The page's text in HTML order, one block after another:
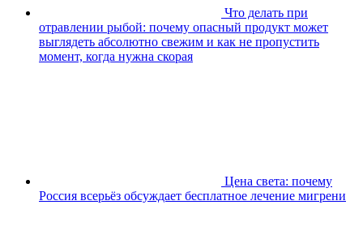
Что делать при
отравлении рыбой: почему опасный продукт может
выглядеть абсолютно свежим и как не пропустить
момент, когда нужна скорая
Цена света: почему
Россия всерьёз обсуждает бесплатное лечение мигрени